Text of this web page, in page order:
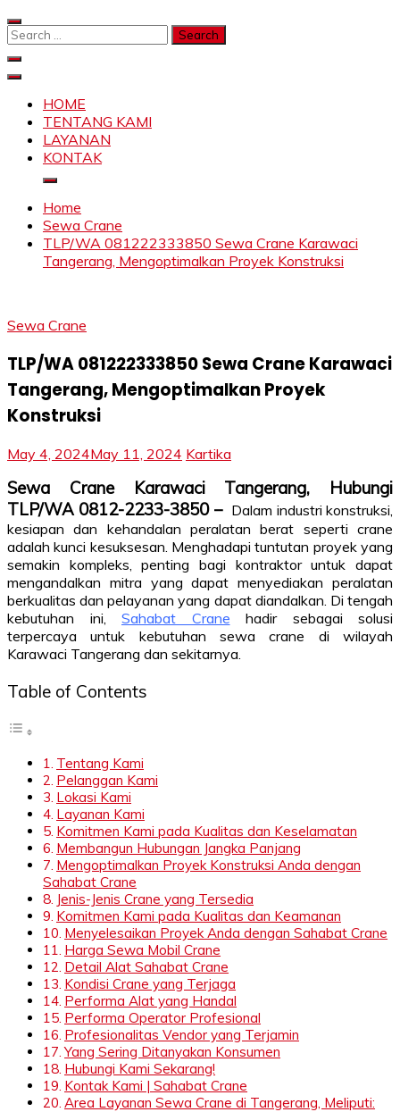
Skip
to
Search
SKYLIFTHOME
TENTANG KAMI
LAYANAN
KONTAK
Home
Sewa Crane
TLP/WA 081222333850 Sewa Crane Karawaci
Tangerang, Mengoptimalkan Proyek Konstruksi
Sewa Crane
TLP/WA 081222333850 Sewa Crane Karawaci
Tangerang, Mengoptimalkan Proyek
Konstruksi
May 4, 2024May 11, 2024 Kartika
Sewa Crane Karawaci Tangerang, Hubungi
TLP/WA 0812-2233-3850 – Dalam industri konstruksi,
kesiapan dan kehandalan peralatan berat seperti crane
adalah kunci kesuksesan. Menghadapi tuntutan proyek yang
semakin kompleks, penting bagi kontraktor untuk dapat
mengandalkan mitra yang dapat menyediakan peralatan
berkualitas dan pelayanan yang dapat diandalkan. Di tengah
kebutuhan ini, Sahabat Crane hadir sebagai solusi
terpercaya untuk kebutuhan sewa crane di wilayah
Karawaci Tangerang dan sekitarnya.
Table of Contents
Tentang Kami
Pelanggan Kami
Lokasi Kami
Layanan Kami
Komitmen Kami pada Kualitas dan Keselamatan
Membangun Hubungan Jangka Panjang
Mengoptimalkan Proyek Konstruksi Anda dengan
Sahabat Crane
Jenis-Jenis Crane yang Tersedia
Komitmen Kami pada Kualitas dan Keamanan
Menyelesaikan Proyek Anda dengan Sahabat Crane
Harga Sewa Mobil Crane
Detail Alat Sahabat Crane
Kondisi Crane yang Terjaga
Performa Alat yang Handal
Performa Operator Profesional
Profesionalitas Vendor yang Terjamin
Yang Sering Ditanyakan Konsumen
Hubungi Kami Sekarang!
Kontak Kami | Sahabat Crane
Area Layanan Sewa Crane di Tangerang, Meliputi: